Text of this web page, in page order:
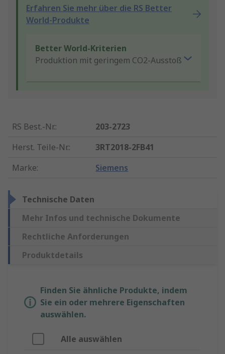
Erfahren Sie mehr über die RS Better
World-Produkte
Better World-Kriterien
Produktion mit geringem CO2-Ausstoß
RS Best.-Nr.:
203-2723
Herst. Teile-Nr.:
3RT2018-2FB41
Marke: Siemens
Technische Daten
Mehr Infos und technische Dokumente
Rechtliche Anforderungen
Produktdetails
Finden Sie ähnliche Produkte, indem
Sie ein oder mehrere Eigenschaften
auswählen.
Alle auswählen